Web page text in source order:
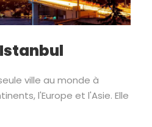
ville au monde à
l'Europe et l'Asie. Elle